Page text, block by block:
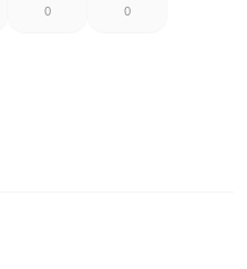
0 0